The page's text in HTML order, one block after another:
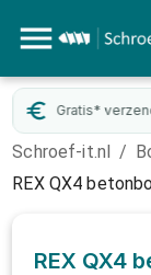
vanaf €75
Schroef-it.nl /
REX QX4
REX QX4